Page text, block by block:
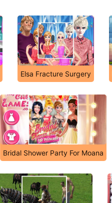
Elsa Fracture Surgery
Bridal Shower Party For Moana